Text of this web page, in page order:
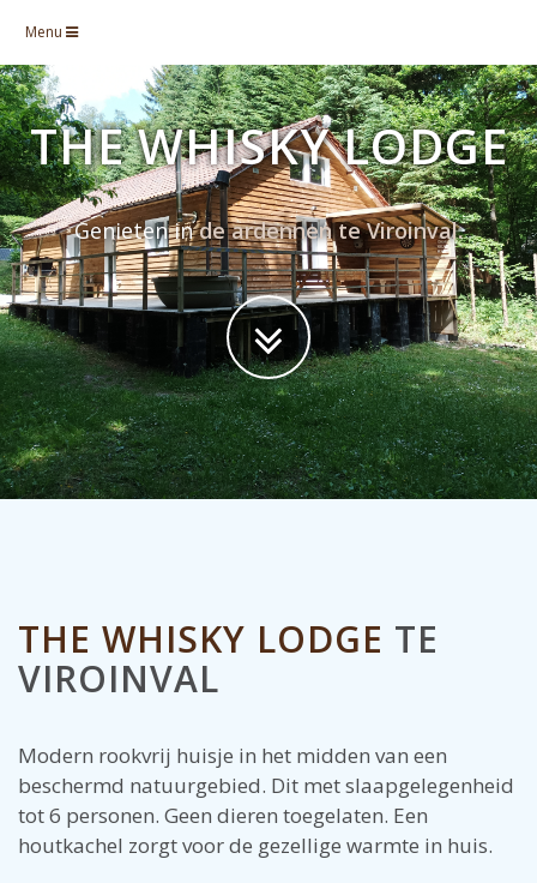
Menu
THE WHISKY LODGE
Genieten inde ardennen te Viroinval.
THE WHISKY LODGE TE
VIROINVAL
Modern rookvrij huisje in het midden van een
beschermd natuurgebied. Dit met slaapgelegenheid
tot 6 personen. Geen dieren toegelaten. Een
houtkachel zorgt voor de gezellige warmte in huis.